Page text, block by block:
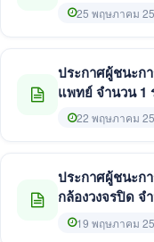
25 พฤษภาคม
ประกาศผู้ชนะก
แพทย์ จำนวน 1
22 พฤษภาคม
ประกาศผู้ชนะก
กล้องวงจรปิด จ
19 พฤษภาคม